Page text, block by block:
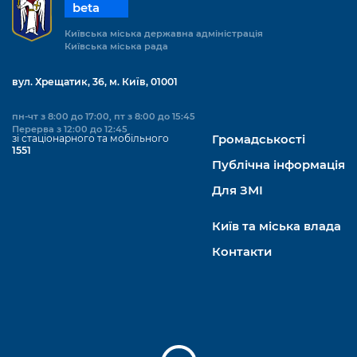
beta
Київська міська державна адміністрація
Київська міська рада
вул. Хрещатик, 36, м. Київ, 01001
пн-чт з 8:00 до 17:00, пт з 8:00 до 15:45
Перерва з 12:00 до 12:45
зі стаціонарного та мобільного
1551
Громадськості
Публічна інформація
Для ЗМІ
Київ та міська влада
Контакти